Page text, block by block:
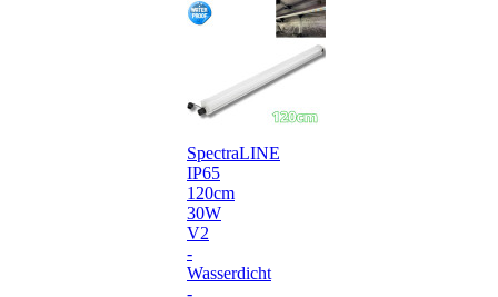
SpectraLINE
IP65
120cm
30W
V2
-
Wasserdicht
-